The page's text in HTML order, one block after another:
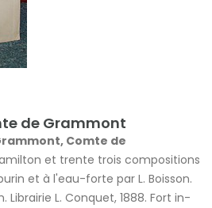
de Grammont
Comte de
et trente trois compositions
et à l'eau-forte par L. Boisson.
Librairie L. Conquet, 1888. Fort in-